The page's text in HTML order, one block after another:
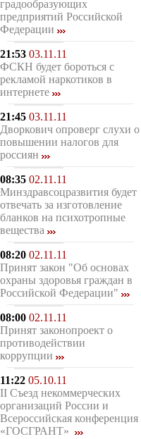
градообразующих
предприятий Российской
Федерации
21:53 03.11.11
ФСКН будет бороться с
рекламой наркотиков в
интернете
21:45 03.11.11
Дворкович опроверг слухи о
повышении налогов для
россиян
08:35 02.11.11
Минздравсоцразвития будет
отвечать за изготовление
бланков на психотропные
вещества
08:20 02.11.11
Принят закон "Об основах
охраны здоровья граждан в
Российской Федерации"
08:00 02.11.11
Принят законопроект о
противодействии
коррупции
11:22 05.10.11
II Съезд некоммерческих
организаций России и
Всероссийская конференция
«ГОСГРАНТ»